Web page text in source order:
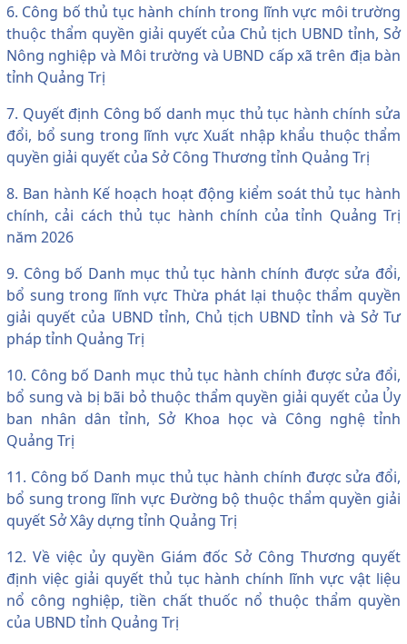
6. Công bố thủ tục hành chính trong lĩnh vực môi trường
thuộc thẩm quyền giải quyết của Chủ tịch UBND tỉnh, Sở
Nông nghiệp và Môi trường và UBND cấp xã trên địa bàn
tỉnh Quảng Trị
7. Quyết định Công bố danh mục thủ tục hành chính sửa
đổi, bổ sung trong lĩnh vực Xuất nhập khẩu thuộc thẩm
quyền giải quyết của Sở Công Thương tỉnh Quảng Trị
8. Ban hành Kế hoạch hoạt động kiểm soát thủ tục hành
chính, cải cách thủ tục hành chính của tỉnh Quảng Trị
năm 2026
9. Công bố Danh mục thủ tục hành chính được sửa đổi,
bổ sung trong lĩnh vực Thừa phát lại thuộc thẩm quyền
giải quyết của UBND tỉnh, Chủ tịch UBND tỉnh và Sở Tư
pháp tỉnh Quảng Trị
10. Công bố Danh mục thủ tục hành chính được sửa đổi,
bổ sung và bị bãi bỏ thuộc thẩm quyền giải quyết của Ủy
ban nhân dân tỉnh, Sở Khoa học và Công nghệ tỉnh
Quảng Trị
11. Công bố Danh mục thủ tục hành chính được sửa đổi,
bổ sung trong lĩnh vực Đường bộ thuộc thẩm quyền giải
quyết Sở Xây dựng tỉnh Quảng Trị
12. Về việc ủy quyền Giám đốc Sở Công Thương quyết
định việc giải quyết thủ tục hành chính lĩnh vực vật liệu
nổ công nghiệp, tiền chất thuốc nổ thuộc thẩm quyền
của UBND tỉnh Quảng Trị